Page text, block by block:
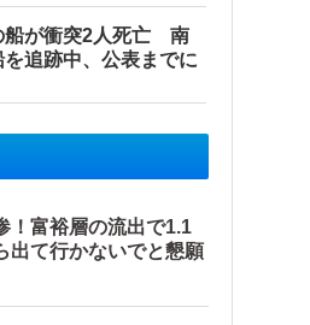
船が衝突2人死亡 南
追跡中、公表までに
！富裕層の流出で1.1
出て行かないでと懇願